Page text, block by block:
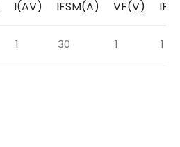
I(AV) IFSM(A) VF(V)
1 30 1 1